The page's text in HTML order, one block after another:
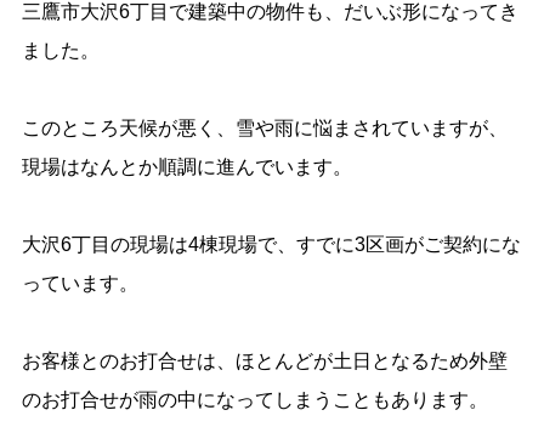
三鷹市大沢6丁目で建築中の物件も、だいぶ形になってき
ました。
このところ天候が悪く、雪や雨に悩まされていますが、
現場はなんとか順調に進んでいます。
大沢6丁目の現場は4棟現場で、すでに3区画がご契約にな
っています。
お客様とのお打合せは、ほとんどが土日となるため外壁
のお打合せが雨の中になってしまうこともあります。